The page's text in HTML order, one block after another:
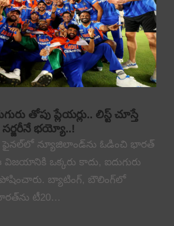
తోపు ప్లేయర్లు.. లిస్ట్ చూస్తే
సర్జరీనే భయ్యో..!
ఫైనల్‌లో న్యూజిలాండ్‌ను ఓడించి భారత్
విజయానికి ఒక్కరు కాదు, ఐదుగురు
పోషించారు. బ్యాటింగ్, బౌలింగ్‌లో
టీ20…